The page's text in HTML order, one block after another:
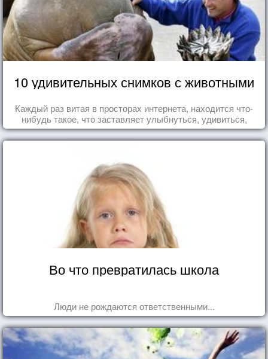
10 удивительных снимков с животными
Каждый раз витая в просторах интернета, находится что-
нибудь такое, что заставляет улыбнуться, удивиться,
восхититься...
Во что превратилась школа
Люди не рождаются ответственными...